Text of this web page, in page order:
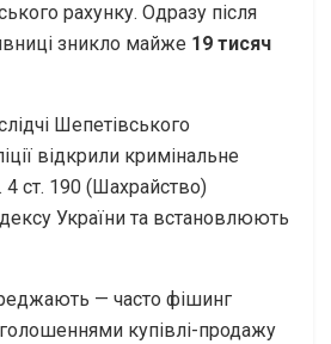
рахунку. Одразу після
зникло майже 19 тисяч
Шепетівського
відкрили кримінальне
ст. 190 (Шахрайство)
України та встановлюють
— часто фішинг
купівлі-продажу